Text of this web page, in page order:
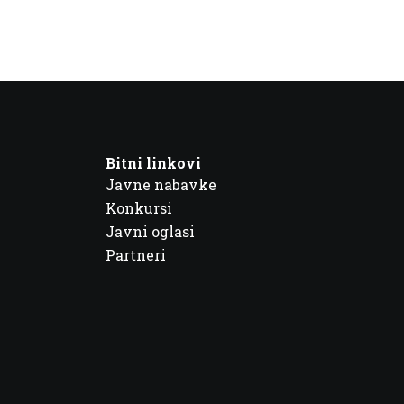
Bitni linkovi
Javne nabavke
Konkursi
Javni oglasi
Partneri